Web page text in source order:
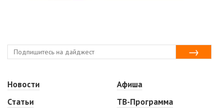
Новости
Статьи
Афиша
ТВ-Программа